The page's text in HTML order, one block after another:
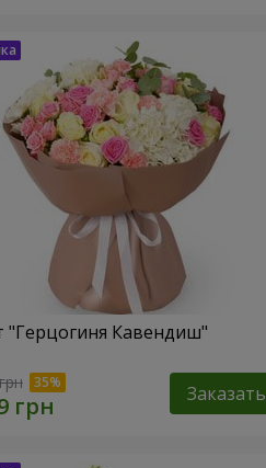
"Герцогиня Кавендиш"
Заказать